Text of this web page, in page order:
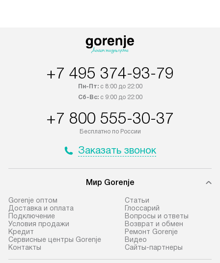
в Санкт-Петербург и другие
регионы осуществляется через
100% предоплаты наша компания
бесплатно доставляет заказ
до представительства
транспортной компании в городе
Москва. Пожалуйста, уточняйте
условия доставки у менеджера при
оформлении заказа.
доставки доставит упакованный
прибор до подъезда. Если
требуется переместить прибор
до двери квартиры или до места
установки, пожалуйста,
предварительно согласуйте это
с менеджером. За данную услугу
взимается дополнительная плата.
от категории
который можно
на нашем сайте
монтируется в
или на заранее
место с
а затем
к
+7 495 374-93-79
Пн-Пт:с 8:00 до 22:00
Сб-Вс:с 9:00 до 22:00
+7 800 555-30-37
Бесплатно по России
Заказать звонок
Мир Gorenje
Gorenje оптом
Доставка и оплата
Подключение
Условия продажи
Кредит
Сервисные центры Gorenje
Контакты
Cтатьи
Глоссарий
Вопросы и ответы
Возврат и обмен
Ремонт Gorenje
Видео
Сайты-партнеры